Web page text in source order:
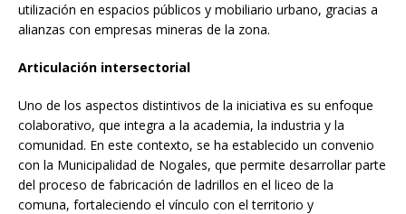
utilización en espacios públicos y mobiliario urbano, gracias a
alianzas con empresas mineras de la zona.
Articulación intersectorial
Uno de los aspectos distintivos de la iniciativa es su enfoque
colaborativo, que integra a la academia, la industria y la
comunidad. En este contexto, se ha establecido un convenio
con la Municipalidad de Nogales, que permite desarrollar parte
del proceso de fabricación de ladrillos en el liceo de la
comuna, fortaleciendo el vínculo con el territorio y